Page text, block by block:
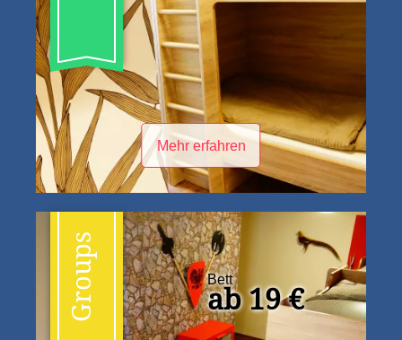
Mehr erfahren
Groups Bett
ab 19 €